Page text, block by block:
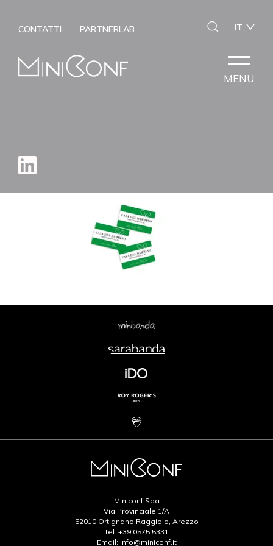
CONTATTI IT
PARTNERLAB
MENU
Miniconf Spa
Via Provinciale 1/A
52010 Ortignano Raggiolo, Arezzo
Tel. +39.0575.5331
Email: info@miniconf.it